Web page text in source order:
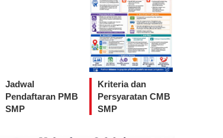
Jadwal
Pendaftaran PMB
SMP
Kriteria dan
Persyaratan CMB
SMP